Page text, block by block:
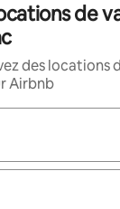
de
des locations
Airbnb
s'affichent,